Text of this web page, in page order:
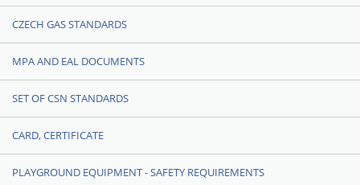
CZECH GAS STANDARDS
MPA AND EAL DOCUMENTS
SET OF CSN STANDARDS
CARD, CERTIFICATE
PLAYGROUND EQUIPMENT - SAFETY REQUIREMENTS